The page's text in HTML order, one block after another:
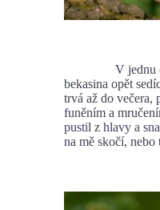
V jednu chvíli
bekasina opět
trvá až do večera,
funěním a
pustil z hlavy a
na mě skočí, nebo